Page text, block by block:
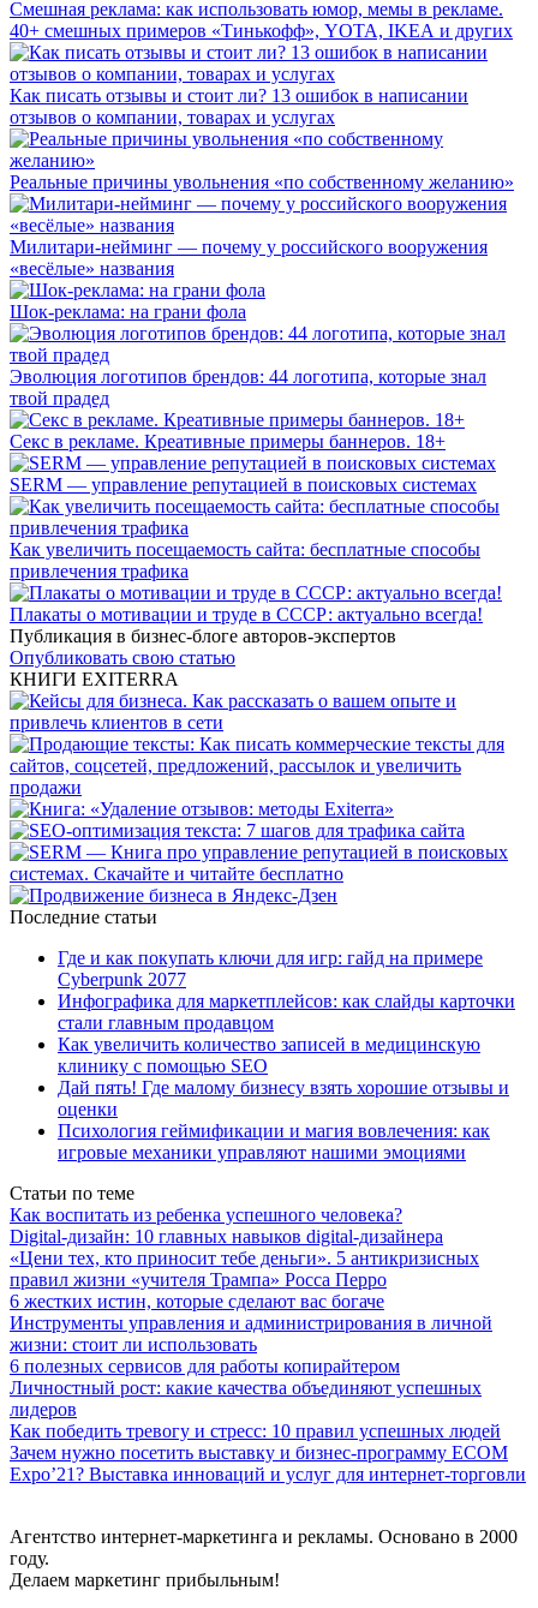
Смешная реклама: как использовать юмор, мемы в рекламе.
40+ смешных примеров «Тинькофф», YOTA, IKEA и других
Как писать отзывы и стоит ли? 13 ошибок в написании
отзывов о компании, товарах и услугах
Реальные причины увольнения «по собственному желанию»
Милитари-нейминг — почему у российского вооружения
«весёлые» названия
Шок-реклама: на грани фола
Эволюция логотипов брендов: 44 логотипа, которые знал
твой прадед
Секс в рекламе. Креативные примеры баннеров. 18+
SERM — управление репутацией в поисковых системах
Как увеличить посещаемость сайта: бесплатные способы
привлечения трафика
Плакаты о мотивации и труде в СССР: актуально всегда!
Публикация в бизнес-блоге авторов-экспертов
Опубликовать свою статью
КНИГИ EXITERRA
Последние статьи
Где и как покупать ключи для игр: гайд на примере
Cyberpunk 2077
Инфографика для маркетплейсов: как слайды карточки
стали главным продавцом
Как увеличить количество записей в медицинскую
клинику с помощью SEO
Дай пять! Где малому бизнесу взять хорошие отзывы и
оценки
Психология геймификации и магия вовлечения: как
игровые механики управляют нашими эмоциями
Статьи по теме
Как воспитать из ребенка успешного человека?
Digital-дизайн: 10 главных навыков digital-дизайнера
«Цени тех, кто приносит тебе деньги». 5 антикризисных
правил жизни «учителя Трампа» Росса Перро
6 жестких истин, которые сделают вас богаче
Инструменты управления и администрирования в личной
жизни: стоит ли использовать
6 полезных сервисов для работы копирайтером
Личностный рост: какие качества объединяют успешных
лидеров
Как победить тревогу и стресс: 10 правил успешных людей
Зачем нужно посетить выставку и бизнес-программу ECOM
Expo’21? Выставка инноваций и услуг для интернет-торговли
Агентство интернет-маркетинга и рекламы. Основано в 2000
году.
Делаем маркетинг прибыльным!